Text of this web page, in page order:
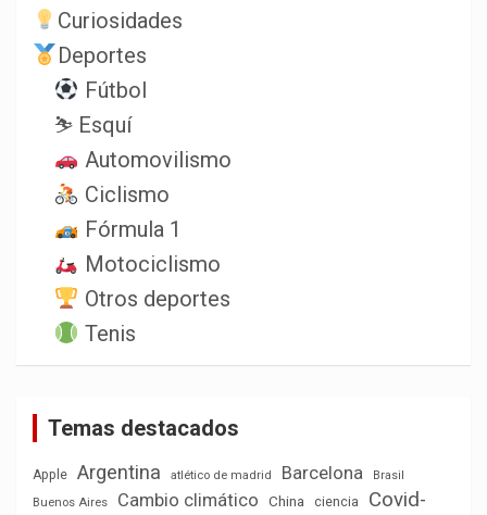
Curiosidades
Deportes
Fútbol
⛷️ Esquí
Automovilismo
Ciclismo
Fórmula 1
Motociclismo
Otros deportes
Tenis
Temas destacados
Apple Argentina atlético de madrid Barcelona
Brasil
Buenos Aires
Cambio climático China ciencia
Covid-